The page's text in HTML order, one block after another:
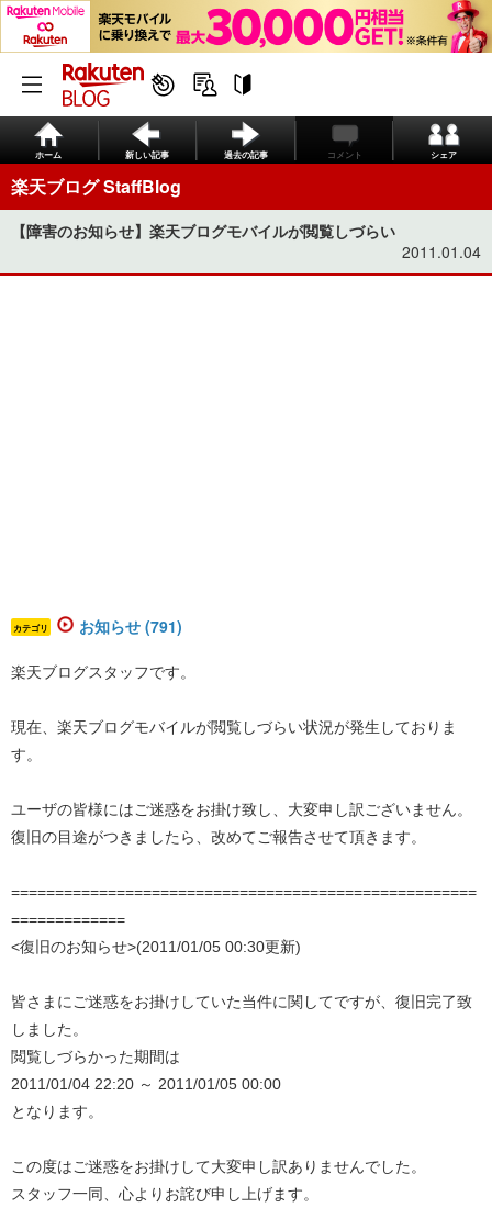
ホーム 新しい記事 過去の記事 コメント シェア
楽天ブログ StaffBlog
【障害のお知らせ】楽天ブログモバイルが閲覧しづらい
2011.01.04
カテゴリ お知らせ (791)
楽天ブログスタッフです。
現在、楽天ブログモバイルが閲覧しづらい状況が発生しておりま
す。
ユーザの皆様にはご迷惑をお掛け致し、大変申し訳ございません。
復旧の目途がつきましたら、改めてご報告させて頂きます。
=====================================================
=============
<復旧のお知らせ>(2011/01/05 00:30更新)
皆さまにご迷惑をお掛けしていた当件に関してですが、復旧完了致
しました。
閲覧しづらかった期間は
2011/01/04 22:20 ～ 2011/01/05 00:00
となります。
この度はご迷惑をお掛けして大変申し訳ありませんでした。
スタッフ一同、心よりお詫び申し上げます。